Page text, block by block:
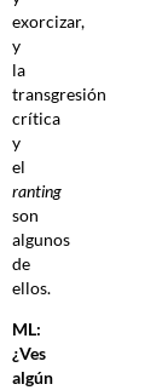
exorcizar,
y
la
transgresión
crítica
y
el
ranting
son
algunos
de
ellos.
ML:
¿Ves
algún